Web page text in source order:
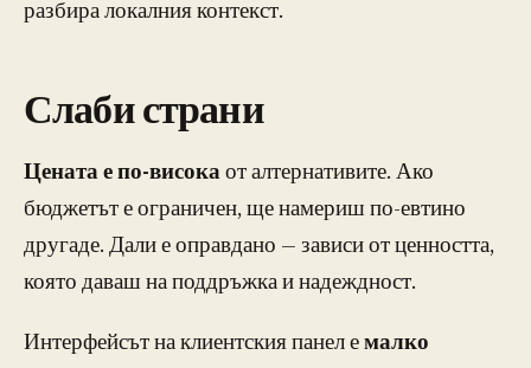
разбира локалния контекст.
Слаби страни
Цената е по-висока от алтернативите. Ако
бюджетът е ограничен, ще намериш по-евтино
другаде. Дали е оправдано — зависи от ценността,
която даваш на поддръжка и надеждност.
Интерфейсът на клиентския панел е малко